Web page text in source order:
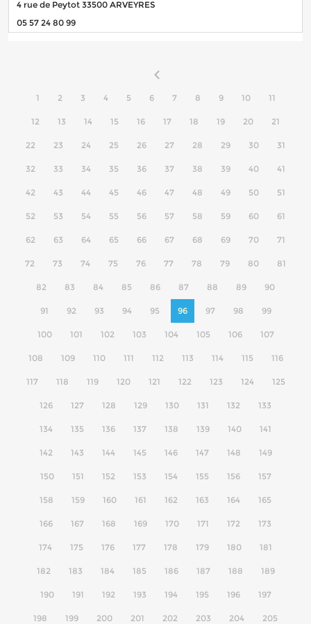
4 rue de Peytot 33500 ARVEYRES
05 57 24 80 99
1 2 3 4 5 6 7 8 9 10 11
12 13 14 15 16 17 18 19 20 21
22 23 24 25 26 27 28 29 30 31
32 33 34 35 36 37 38 39 40 41
42 43 44 45 46 47 48 49 50 51
52 53 54 55 56 57 58 59 60 61
62 63 64 65 66 67 68 69 70 71
72 73 74 75 76 77 78 79 80 81
82 83 84 85 86 87 88 89 90
91 92 93 94 95 96 97 98 99
100 101 102 103 104 105 106 107
108 109 110 111 112 113 114 115 116
117 118 119 120 121 122 123 124 125
126 127 128 129 130 131 132 133
134 135 136 137 138 139 140 141
142 143 144 145 146 147 148 149
150 151 152 153 154 155 156 157
158 159 160 161 162 163 164 165
166 167 168 169 170 171 172 173
174 175 176 177 178 179 180 181
182 183 184 185 186 187 188 189
190 191 192 193 194 195 196 197
198 199 200 201 202 203 204 205